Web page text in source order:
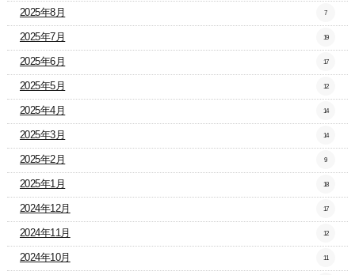
2025年8月 7
2025年7月 19
2025年6月 17
2025年5月 12
2025年4月 14
2025年3月 14
2025年2月 9
2025年1月 18
2024年12月 17
2024年11月 12
2024年10月 11